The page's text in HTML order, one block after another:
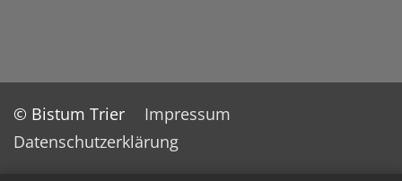
© Bistum Trier
Impressum
Datenschutzerklärung